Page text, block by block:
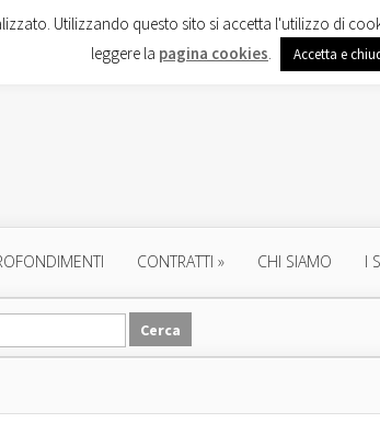
CONTRATTI » CHI SIAMO I
Utilizzando questo sito si accetta l'utilizzo di
leggere la pagina cookies. Accetta e